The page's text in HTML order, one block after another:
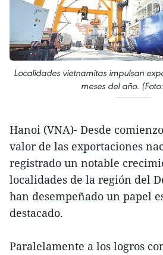
Localidades vietnamitas impulsan
meses del año.
Hanoi (VNA)- Desde
valor de las exportaciones
registrado un notable
localidades de la región del
han desempeñado un papel
destacado.
Paralelamente a los logros